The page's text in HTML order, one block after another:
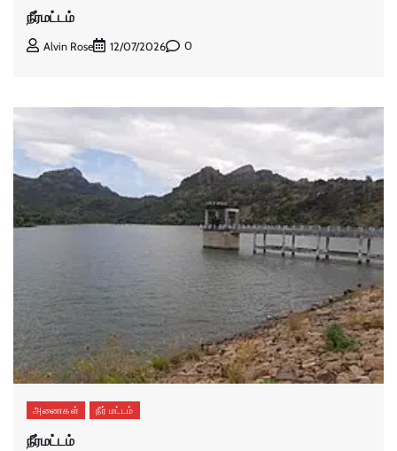
நீர்மட்டம்
Alvin Rose 12/07/2026 0
அணைகள் நீர் மட்டம்
நீர்மட்டம்